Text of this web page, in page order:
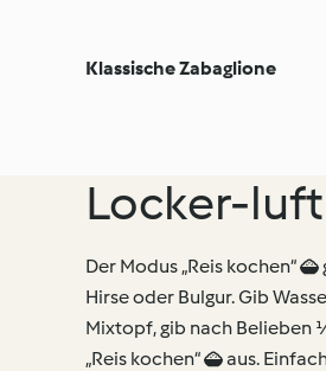
Klassische Zabaglione
Locker-
Der Modus „Reis kochen“
Hirse oder Bulgur. Gib
Mixtopf, gib nach Belieben
„Reis kochen“  aus.